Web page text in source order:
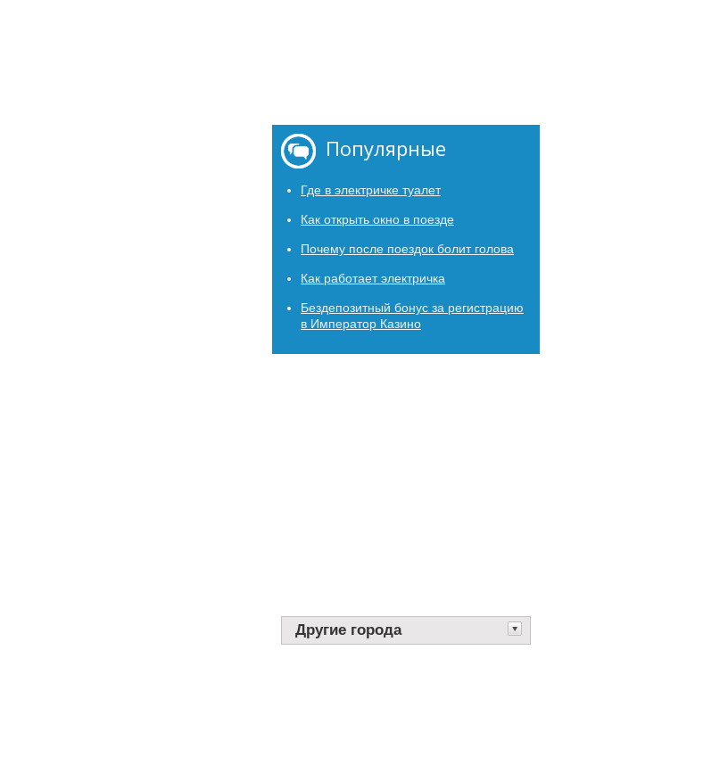
Популярные
Где в электричке туалет
Как открыть окно в поезде
Почему после поездок болит голова
Как работает электричка
Бездепозитный бонус за регистрацию
в Император Казино
Другие города